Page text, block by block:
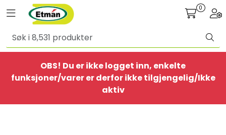
Skip to main content
Toggle navigation 0
OBS! Du er ikke logget inn, enkelte
funksjoner/varer er derfor ikke tilgjengelig/Ikke
aktiv
Alle produkter
BestSelgere